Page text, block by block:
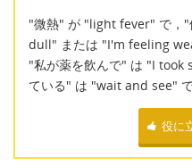
"微熱" が "light fever" で，
dull" または "I'm feeling
"私が薬を飲んで" は "I
ている" は "wait and see"
役に